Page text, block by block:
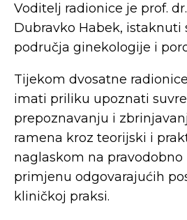
Voditelj radionice je prof.
Dubravko Habek, istaknuti
područja ginekologije i
Tijekom dvosatne
imati priliku upoznati
prepoznavanju i
ramena kroz teorijski i
naglaskom na pravodobno
primjenu odgovarajućih
kliničkoj praksi.